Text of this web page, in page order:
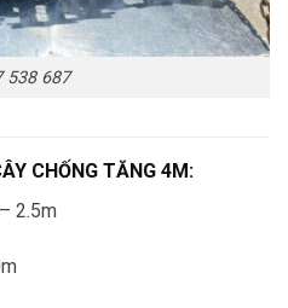
538 687
CHỐNG TĂNG 4M:
2.5m